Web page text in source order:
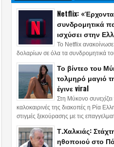
Netflix:
συνδρομητικά
ισχύσει στην
Το Netflix
δολαρίων σε όλα τα συνδρομητικά
Το βίντεο του
τολμηρό μαγιό
έγινε viral
Στη Μύκονο
καλοκαιρινές της διακοπές η Ρία
στιγμές ξεκούρασης με τις
Τ.Χαλκιάς:
ηθοποιού στο